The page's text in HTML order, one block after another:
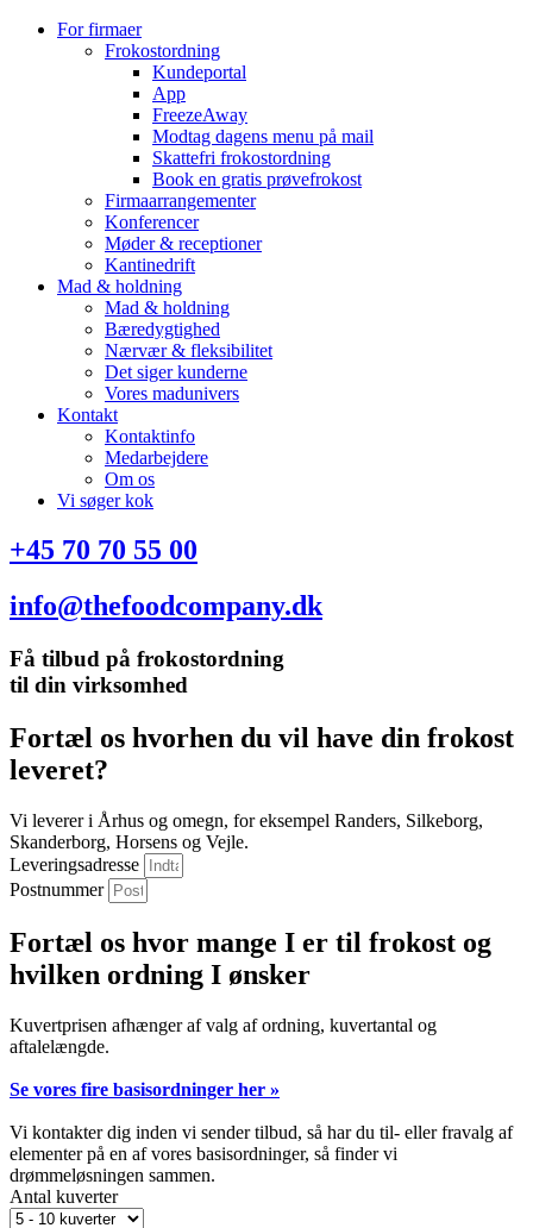
For firmaer
Frokostordning
Kundeportal
App
FreezeAway
Modtag dagens menu på mail
Skattefri frokostordning
Book en gratis prøvefrokost
Firmaarrangementer
Konferencer
Møder & receptioner
Kantinedrift
Mad & holdning
Mad & holdning
Bæredygtighed
Nærvær & fleksibilitet
Det siger kunderne
Vores madunivers
Kontakt
Kontaktinfo
Medarbejdere
Om os
Vi søger kok
+45 70 70 55 00
info@thefoodcompany.dk
Få tilbud på frokostordning
til din virksomhed
Fortæl os hvorhen du vil have din frokost
leveret?
Vi leverer i Århus og omegn, for eksempel Randers, Silkeborg,
Skanderborg, Horsens og Vejle.
Leveringsadresse
Postnummer
Fortæl os hvor mange I er til frokost og
hvilken ordning I ønsker
Kuvertprisen afhænger af valg af ordning, kuvertantal og
aftalelængde.
Se vores fire basisordninger her »
Vi kontakter dig inden vi sender tilbud, så har du til- eller fravalg af
elementer på en af vores basisordninger, så finder vi
drømmeløsningen sammen.
Antal kuverter